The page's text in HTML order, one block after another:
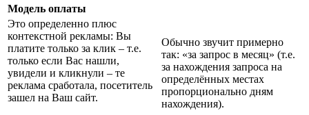
Модель оплаты
Это определенно плюс
контекстной рекламы: Вы
платите только за клик – т.е.
только если Вас нашли,
увидели и кликнули – те
реклама сработала, посетитель
зашел на Ваш сайт.
Обычно звучит примерно
так: «за запрос в месяц» (т.е.
за нахождения запроса на
определённых местах
пропорционально дням
нахождения).